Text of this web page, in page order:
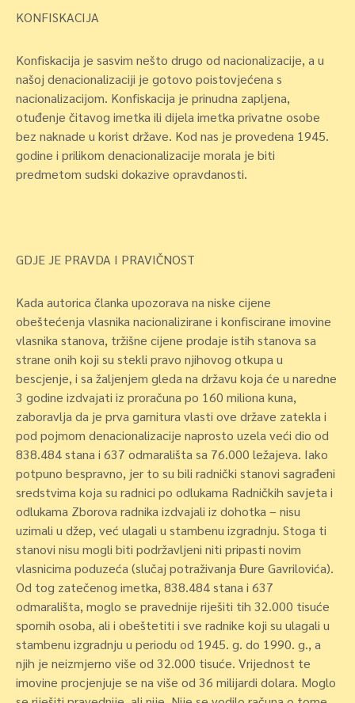
KONFISKACIJA
Konfiskacija je sasvim nešto drugo od nacionalizacije, a u
našoj denacionalizaciji je gotovo poistovjećena s
nacionalizacijom. Konfiskacija je prinudna zapljena,
otuđenje čitavog imetka ili dijela imetka privatne osobe
bez naknade u korist države. Kod nas je provedena 1945.
godine i prilikom denacionalizacije morala je biti
predmetom sudski dokazive opravdanosti.
GDJE JE PRAVDA I PRAVIČNOST
Kada autorica članka upozorava na niske cijene
obeštećenja vlasnika nacionalizirane i konfiscirane imovine
vlasnika stanova, tržišne cijene prodaje istih stanova sa
strane onih koji su stekli pravo njihovog otkupa u
bescjenje, i sa žaljenjem gleda na državu koja će u naredne
3 godine izdvajati iz proračuna po 160 miliona kuna,
zaboravlja da je prva garnitura vlasti ove države zatekla i
pod pojmom denacionalizacije naprosto uzela veći dio od
838.484 stana i 637 odmarališta sa 76.000 ležajeva. Iako
potpuno bespravno, jer to su bili radnički stanovi sagrađeni
sredstvima koja su radnici po odlukama Radničkih savjeta i
odlukama Zborova radnika izdvajali iz dohotka – nisu
uzimali u džep, već ulagali u stambenu izgradnju. Stoga ti
stanovi nisu mogli biti podržavljeni niti pripasti novim
vlasnicima poduzeća (slučaj potraživanja Đure Gavrilovića).
Od tog zatečenog imetka, 838.484 stana i 637
odmarališta, moglo se pravednije riješiti tih 32.000 tisuće
spornih osoba, ali i obeštetiti i sve radnike koji su ulagali u
stambenu izgradnju u periodu od 1945. g. do 1990. g., a
njih je neizmjerno više od 32.000 tisuće. Vrijednost te
imovine procjenjuje se na više od 36 milijardi dolara. Moglo